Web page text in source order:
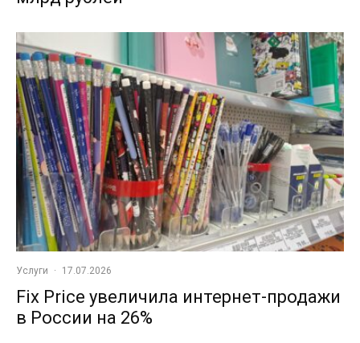
Услуги · 17.07.2026
Fix Price увеличила интернет-продажи
в России на 26%